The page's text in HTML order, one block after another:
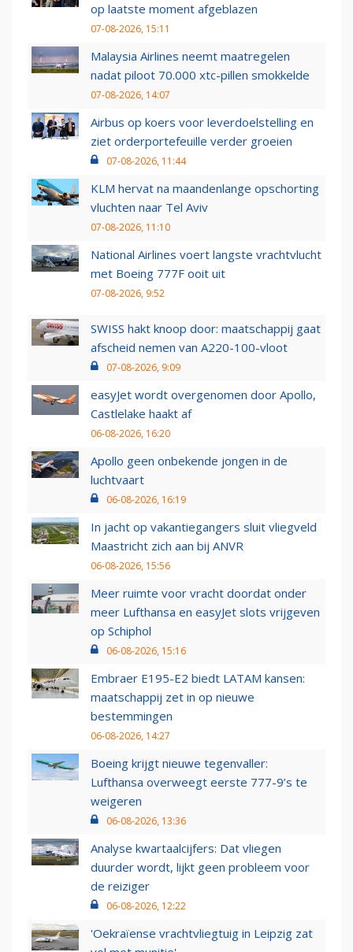
op laatste moment afgeblazen
07-08-2026, 15:11
Malaysia Airlines neemt maatregelen
nadat piloot 70.000 xtc-pillen smokkelde
07-08-2026, 14:07
Airbus op koers voor leverdoelstelling en
ziet orderportefeuille verder groeien
07-08-2026, 11:44
KLM hervat na maandenlange opschorting
vluchten naar Tel Aviv
07-08-2026, 11:10
National Airlines voert langste vrachtvlucht
met Boeing 777F ooit uit
07-08-2026, 9:52
SWISS hakt knoop door: maatschappij gaat
afscheid nemen van A220-100-vloot
07-08-2026, 9:09
easyJet wordt overgenomen door Apollo,
Castlelake haakt af
06-08-2026, 16:20
Apollo geen onbekende jongen in de
luchtvaart
06-08-2026, 16:19
In jacht op vakantiegangers sluit vliegveld
Maastricht zich aan bij ANVR
06-08-2026, 15:56
Meer ruimte voor vracht doordat onder
meer Lufthansa en easyJet slots vrijgeven
op Schiphol
06-08-2026, 15:16
Embraer E195-E2 biedt LATAM kansen:
maatschappij zet in op nieuwe
bestemmingen
06-08-2026, 14:27
Boeing krijgt nieuwe tegenvaller:
Lufthansa overweegt eerste 777-9’s te
weigeren
06-08-2026, 13:36
Analyse kwartaalcijfers: Dat vliegen
duurder wordt, lijkt geen probleem voor
de reiziger
06-08-2026, 12:22
'Oekraïense vrachtvliegtuig in Leipzig zat